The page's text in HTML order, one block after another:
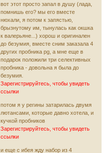
вот этот просто запал в душу (лада,
помнишь его? мы его вместе
нюхали, я потом к запястью,
брызнутому им, тынулась как окшка
к валерьяне...) хорош и оригинален
до безумия, вместе сним заказала 4
других пробника pg, а мне еще в
подарок положили три селективных
пробника - довольна я была до
безумия.
Зарегистрируйтесь, чтобы увидеть
ссылки
потом я у регины затарилась двумя
лютансами, которые давно хотела, и
кучкой пробников
Зарегистрируйтесь, чтобы увидеть
ссылки
и еще с ибея жду набор из 4